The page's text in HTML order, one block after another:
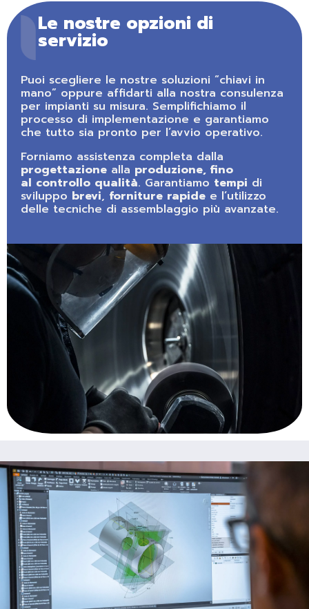
Le nostre opzioni di
servizio
Puoi scegliere le nostre soluzioni “chiavi in
mano” oppure affidarti alla nostra consulenza
per impianti su misura. Semplifichiamo il
processo di implementazione e garantiamo
che tutto sia pronto per l’avvio operativo.
Forniamo assistenza completa dalla
progettazione alla produzione, fino
al controllo qualità. Garantiamo tempi di
sviluppo brevi, forniture rapide e l’utilizzo
delle tecniche di assemblaggio più avanzate.